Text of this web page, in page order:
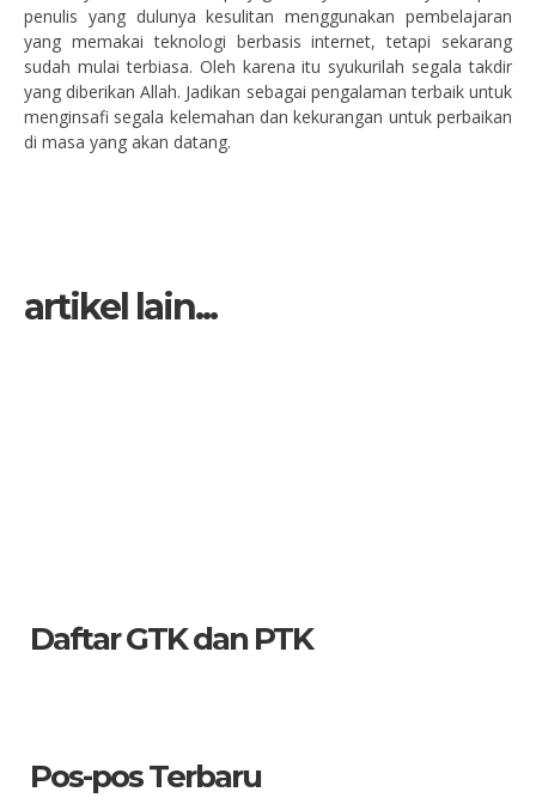
penulis yang dulunya kesulitan menggunakan pembelajaran
yang memakai teknologi berbasis internet, tetapi sekarang
sudah mulai terbiasa. Oleh karena itu syukurilah segala takdir
yang diberikan Allah. Jadikan sebagai pengalaman terbaik untuk
menginsafi segala kelemahan dan kekurangan untuk perbaikan
di masa yang akan datang.
artikel lain...
Daftar GTK dan PTK
Pos-pos Terbaru